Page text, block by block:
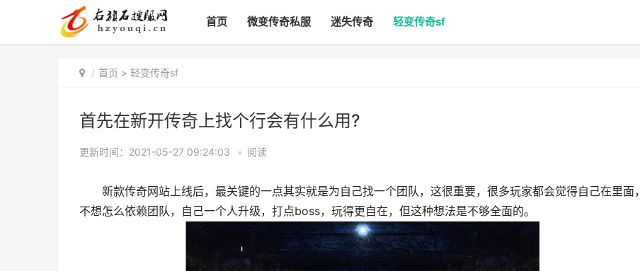
首页 微变传奇私服 迷失传奇 轻变传奇sf
首页 > 轻变传奇sf
首先在新开传奇上找个行会有什么用?
更新时间：2021-05-27 09:24:03 • 阅读
新款传奇网站上线后，最关键的一点其实就是为自己找一个团队，这很重要，很多玩家都会觉得自己在里面，
不想怎么依赖团队，自己一个人升级，打点boss，玩得更自在，但这种想法是不够全面的。